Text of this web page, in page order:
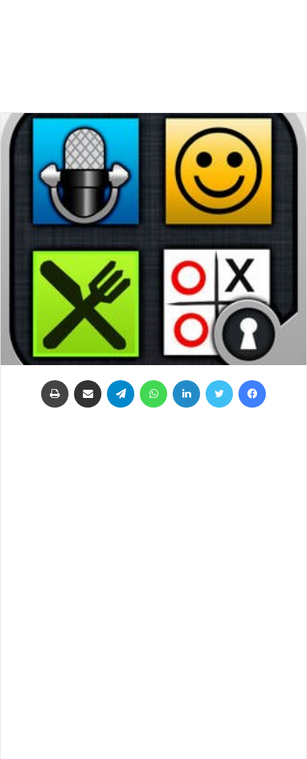
فيسبوك تويتر لينكدإن واتساب تيلقرام مشاركة عبر البريد